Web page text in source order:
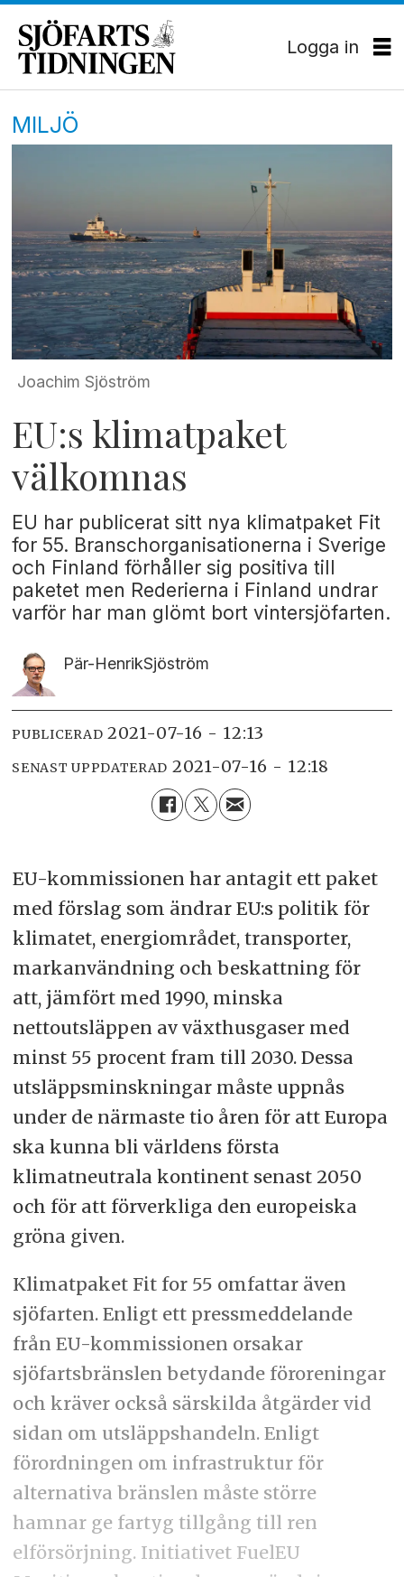
Logga in
MILJÖ
Joachim Sjöström
EU:s klimatpaket
välkomnas
EU har publicerat sitt nya klimatpaket Fit
for 55. Branschorganisationerna i Sverige
och Finland förhåller sig positiva till
paketet men Rederierna i Finland undrar
varför har man glömt bort vintersjöfarten.
Pär-HenrikSjöström
PUBLICERAD 2021-07-16 - 12:13
SENAST UPPDATERAD 2021-07-16 - 12:18
EU-kommissionen har antagit ett paket
med förslag som ändrar EU:s politik för
klimatet, energiområdet, transporter,
markanvändning och beskattning för
att, jämfört med 1990, minska
nettoutsläppen av växthusgaser med
minst 55 procent fram till 2030. Dessa
utsläppsminskningar måste uppnås
under de närmaste tio åren för att Europa
ska kunna bli världens första
klimatneutrala kontinent senast 2050
och för att förverkliga den europeiska
gröna given.
Klimatpaket Fit for 55 omfattar även
sjöfarten. Enligt ett pressmeddelande
från EU-kommissionen orsakar
sjöfartsbränslen betydande föroreningar
och kräver också särskilda åtgärder vid
sidan om utsläppshandeln. Enligt
förordningen om infrastruktur för
alternativa bränslen måste större
hamnar ge fartyg tillgång till ren
elförsörjning. Initiativet FuelEU